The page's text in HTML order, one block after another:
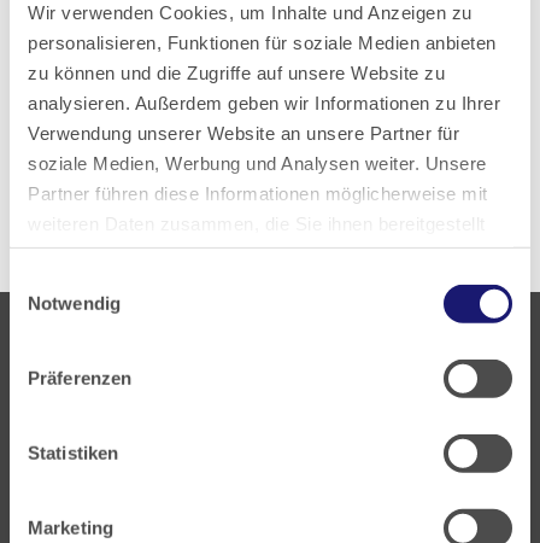
Wir verwenden Cookies, um Inhalte und Anzeigen zu
personalisieren, Funktionen für soziale Medien anbieten
zu können und die Zugriffe auf unsere Website zu
analysieren. Außerdem geben wir Informationen zu Ihrer
Verwendung unserer Website an unsere Partner für
soziale Medien, Werbung und Analysen weiter. Unsere
Partner führen diese Informationen möglicherweise mit
haben oder die sie im Rahmen Ihrer Nutzung der Dienste
Notwendig
Präferenzen
Statistiken
Marketing
Gründen können wir Ihnen ältere Ausgaben an dieser Stelle
nicht als einzelne Artikel anbieten.
Zur aktuellen PDF-Ausgabe
Alle Ausgaben anzeigen
Landesärztekammer Hessen
60314 Frankfurt